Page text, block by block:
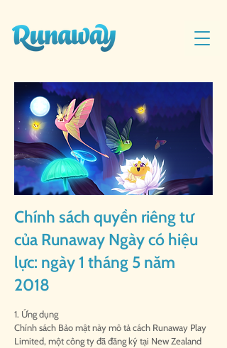
Chính sách quyền riêng tư
của Runaway Ngày có hiệu
lực: ngày 1 tháng 5 năm
2018
1. Ứng dụng
Chính sách Bảo mật này mô tả cách Runaway Play
Limited, một công ty đã đăng ký tại New Zealand